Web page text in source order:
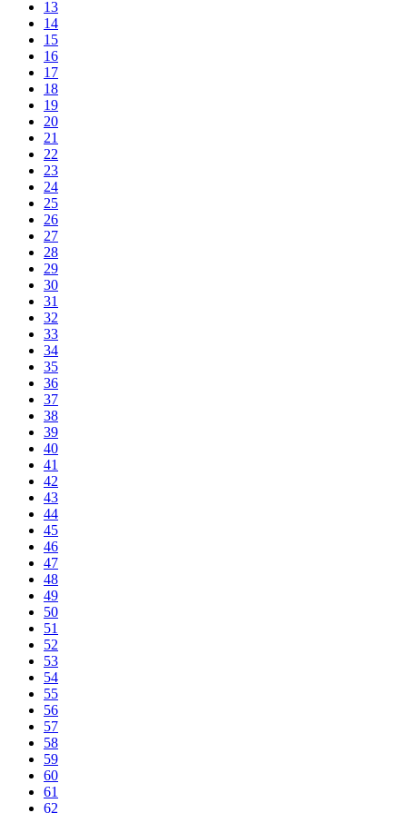
13
14
15
16
17
18
19
20
21
22
23
24
25
26
27
28
29
30
31
32
33
34
35
36
37
38
39
40
41
42
43
44
45
46
47
48
49
50
51
52
53
54
55
56
57
58
59
60
61
62